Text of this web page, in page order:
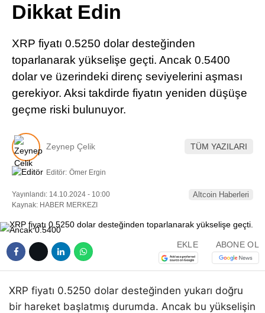
LinkedIn
Telegram
Dikkat Edin
XRP fiyatı 0.5250 dolar desteğinden
toparlanarak yükselişe geçti. Ancak 0.5400
dolar ve üzerindeki direnç seviyelerini aşması
gerekiyor. Aksi takdirde fiyatın yeniden düşüşe
geçme riski bulunuyor.
Zeynep Çelik TÜM YAZILARI
Editör: Ömer Ergin
Yayınlandı: 14.10.2024 - 10:00
Kaynak: HABER MERKEZI
Altcoin Haberleri
EKLE ABONE OL
XRP fiyatı 0.5250 dolar desteğinden yukarı doğru
bir hareket başlatmış durumda. Ancak bu yükselişin